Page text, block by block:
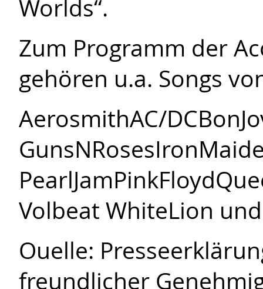
Worlds“.
Zum Programm der
gehören u.a. Songs
AerosmithAC/
Volbeat WhiteLion
Ouelle:
freundlicher